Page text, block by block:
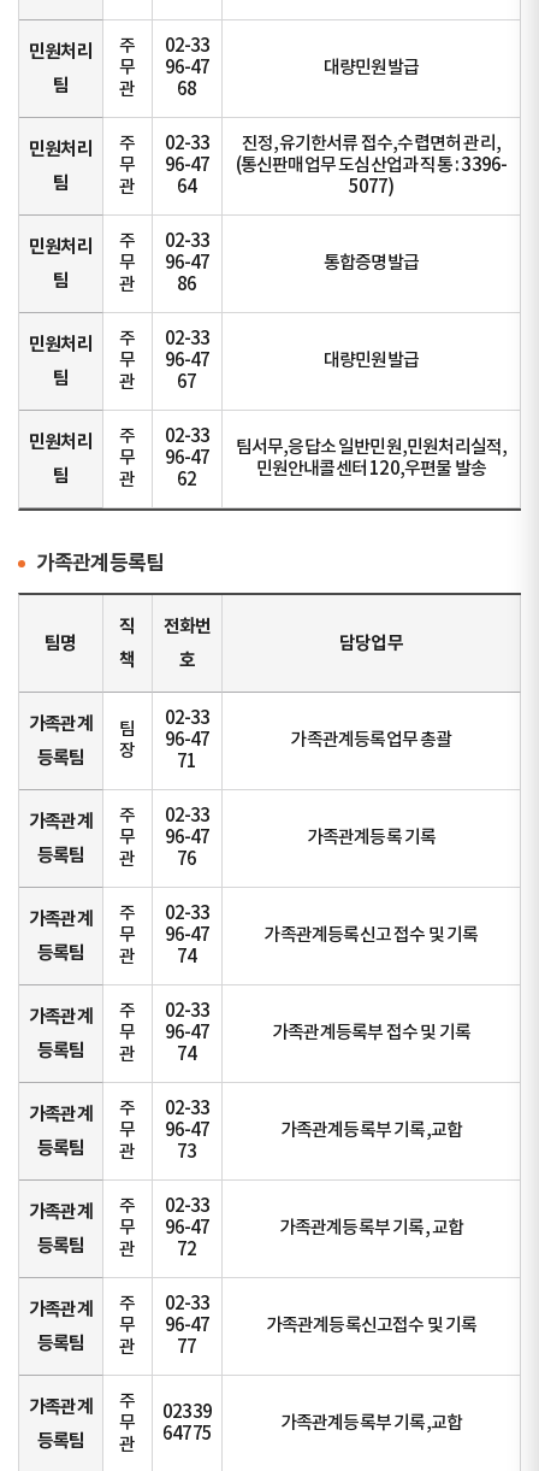
민원처리
팀
주
무
관
02-33
96-47
68
대량민원발급
민원처리
팀
주
무
관
02-33
96-47
64
진정,유기한서류 접수,수렵면허 관리,
(통신판매업무 도심산업과 직통 : 3396-
5077)
민원처리
팀
주
무
관
02-33
96-47
86
통합증명발급
민원처리
팀
주
무
관
02-33
96-47
67
대량민원발급
민원처리
팀
주
무
관
02-33
96-47
62
팀서무,응답소 일반민원,민원처리실적,
민원안내콜센터 120,우편물 발송
가족관계등록팀
팀명
직
책
전화번
호
담당업무
가족관계
등록팀
팀
장
02-33
96-47
71
가족관계등록업무 총괄
가족관계
등록팀
주
무
관
02-33
96-47
76
가족관계등록 기록
가족관계
등록팀
주
무
관
02-33
96-47
74
가족관계등록신고 접수 및 기록
가족관계
등록팀
주
무
관
02-33
96-47
74
가족관계등록부 접수 및 기록
가족관계
등록팀
주
무
관
02-33
96-47
73
가족관계등록부 기록,교합
가족관계
등록팀
주
무
관
02-33
96-47
72
가족관계등록부 기록, 교합
가족관계
등록팀
주
무
관
02-33
96-47
77
가족관계등록신고접수 및 기록
가족관계
등록팀
주
무
관
02339
64775
가족관계등록부 기록,교합